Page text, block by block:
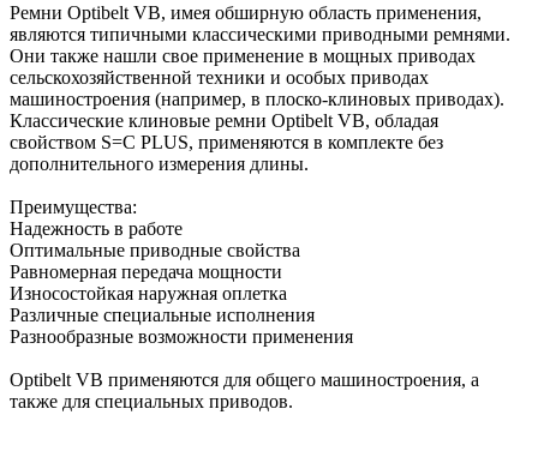
Ремни Optibelt VB, имея обширную область применения,
являются типичными классическими приводными ремнями.
Они также нашли свое применение в мощных приводах
сельскохозяйственной техники и особых приводах
машиностроения (например, в плоско-клиновых приводах).
Классические клиновые ремни Optibelt VB, обладая
свойством S=C PLUS, применяются в комплекте без
дополнительного измерения длины.
Преимущества:
Надежность в работе
Оптимальные приводные свойства
Равномерная передача мощности
Износостойкая наружная оплетка
Различные специальные исполнения
Разнообразные возможности применения
Оptibelt VB применяются для общего машиностроения, а
также для специальных приводов.